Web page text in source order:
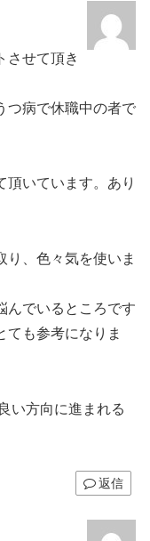
させて頂き
つ病で休職中の者で
頂いています。あり
り、色々気を使いま
んでいるところです
ても参考になりま
い方向に進まれる
返信